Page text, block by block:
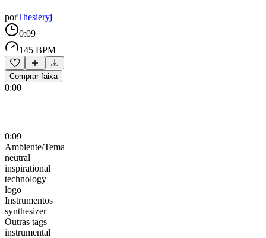
porThesieryj
0:09
145 BPM
Comprar faixa
0:00
0:09
Ambiente/Tema
neutral
inspirational
technology
logo
Instrumentos
synthesizer
Outras tags
instrumental